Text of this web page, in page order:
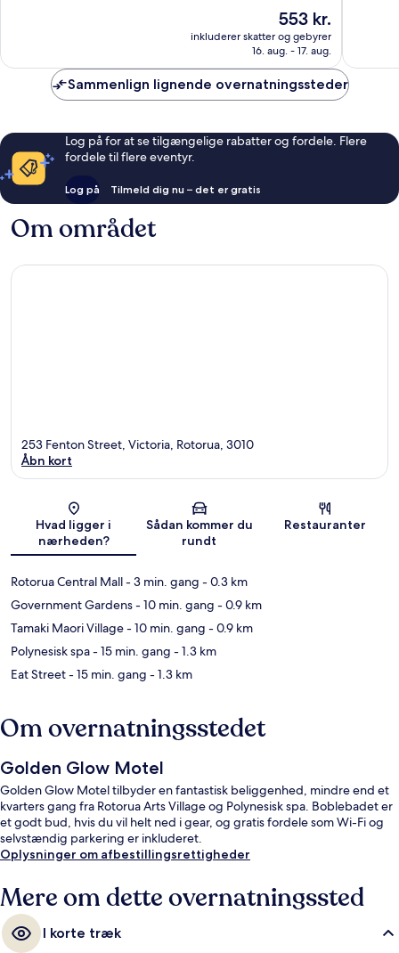
anmeldelser
Prisen
553 kr.
553 kr.
inkluderer skatter og gebyrer
16. aug. - 17. aug.
Sammenlign lignende overnatningssteder
Log på for at se tilgængelige rabatter og fordele. Flere
fordele til flere eventyr.
Log på Tilmeld dig nu – det er gratis
Om området
Kort
253 Fenton Street, Victoria, Rotorua, 3010
Åbn kort
Hvad ligger i
nærheden?
Sådan kommer du
rundt
Restauranter
Rotorua Central Mall- 3 min. gang - 0.3 km
Government Gardens- 10 min. gang - 0.9 km
Tamaki Maori Village- 10 min. gang - 0.9 km
Polynesisk spa- 15 min. gang - 1.3 km
Eat Street- 15 min. gang - 1.3 km
Om overnatningsstedet
Golden Glow Motel
Golden Glow Motel tilbyder en fantastisk beliggenhed, mindre end et
kvarters gang fra Rotorua Arts Village og Polynesisk spa. Boblebadet er
et godt bud, hvis du vil helt ned i gear, og gratis fordele som Wi-Fi og
selvstændig parkering er inkluderet.
Oplysninger om afbestillingsrettigheder
Mere om dette overnatningssted
I korte træk